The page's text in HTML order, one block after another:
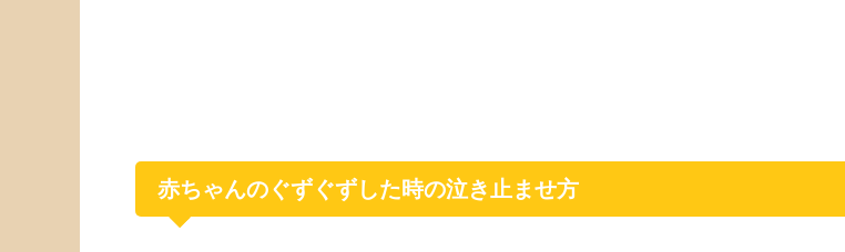
赤ちゃんのぐずぐずした時の泣き止ませ方